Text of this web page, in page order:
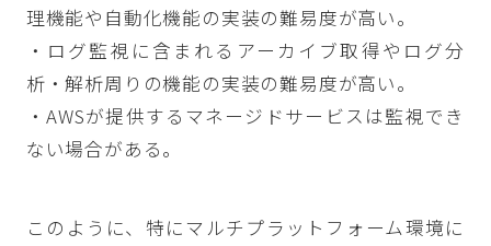
理機能や自動化機能の実装の難易度が高い。
・ログ監視に含まれるアーカイブ取得やログ分
析・解析周りの機能の実装の難易度が高い。
・AWSが提供するマネージドサービスは監視でき
ない場合がある。
このように、特にマルチプラットフォーム環境に